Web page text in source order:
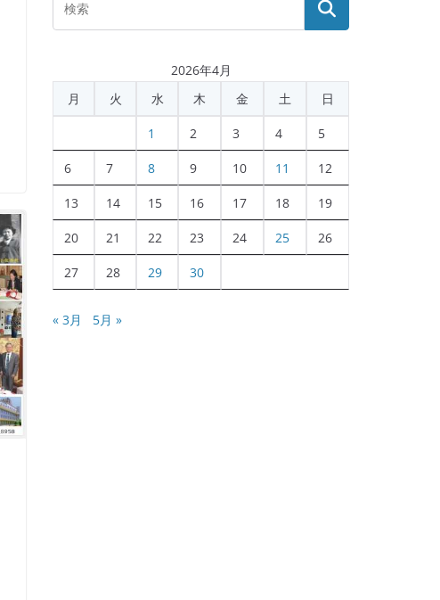
2026年4月
月
火 水 木 金 土 日
1 2 3 4 5
6 7 8 9 10 11 12
13 14 15 16 17 18 19
20 21 22 23 24 25 26
27 28 29 30
« 3月 5月 »